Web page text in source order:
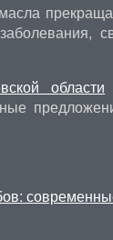
области